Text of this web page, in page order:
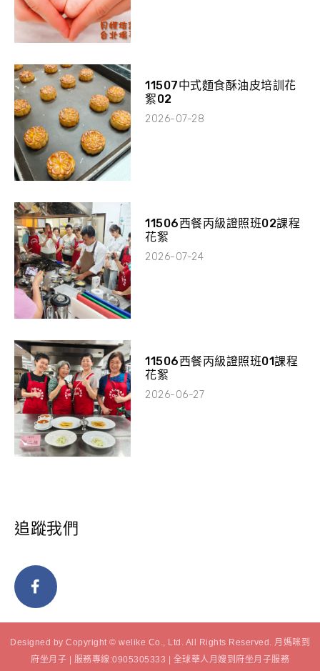
11507中式麵食酥油皮培訓花
絮02
2026-07-28
11506西餐丙級證照班02課程
花絮
2026-07-24
11506西餐丙級證照班01課程
花絮
2026-06-27
追蹤我們
Designed by Copyright © welike Co., Ltd. All Rights Reserved. 月媽咪到
府坐月子 | 服務專線:0905305333 | 全球華人月嫂到府坐月子服務